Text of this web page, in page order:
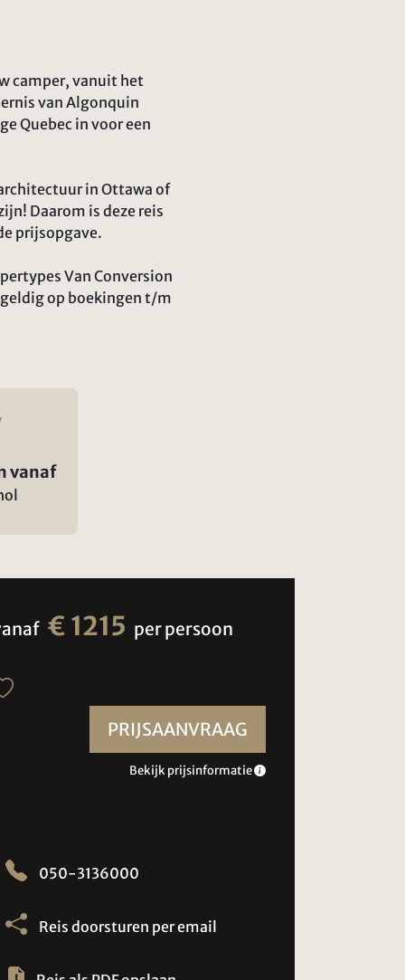
camper, vanuit het
van Algonquin
Quebec in voor een
in Ottawa of
Daarom is deze reis
prijsopgave.
Van Conversion
op boekingen t/m
vanaf
€ 1215 per persoon
PRIJSAANVRAAG
Bekijk prijsinformatie
050-3136000
Reis doorsturen per email